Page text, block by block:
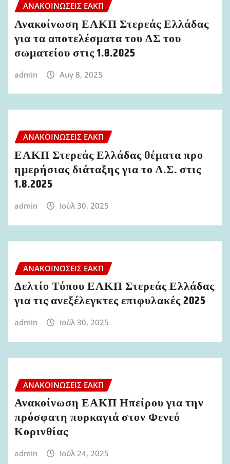
ΑΝΑΚΟΙΝΏΣΕΙΣ ΕΑΚΠ
Ανακοίνωση ΕΑΚΠ Στερεάς Ελλάδας
για τα αποτελέσματα του ΔΣ του
σωματείου στις 1.8.2025
admin Αυγ 8, 2025
ΑΝΑΚΟΙΝΏΣΕΙΣ ΕΑΚΠ
ΕΑΚΠ Στερεάς Ελλάδας θέματα προ
ημερήσιας διάταξης για το Δ.Σ. στις
1.8.2025
admin Ιούλ 30, 2025
ΑΝΑΚΟΙΝΏΣΕΙΣ ΕΑΚΠ
Δελτίο Τύπου ΕΑΚΠ Στερεάς Ελλάδας
για τις ανεξέλεγκτες επιφυλακές 2025
admin Ιούλ 30, 2025
ΑΝΑΚΟΙΝΏΣΕΙΣ ΕΑΚΠ
Ανακοίνωση ΕΑΚΠ Ηπείρου για την
πρόσφατη πυρκαγιά στον Φενεό
Κορινθίας
admin Ιούλ 24, 2025